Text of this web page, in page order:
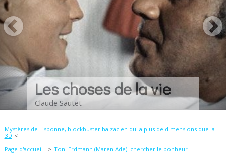
Les choses de la vie
Claude Sautet
Mystères de Lisbonne, blockbuster balzacien qui a plus de dimensions que la
3D
Page d'accueil
Toni Erdmann (Maren Ade): chercher le bonheur